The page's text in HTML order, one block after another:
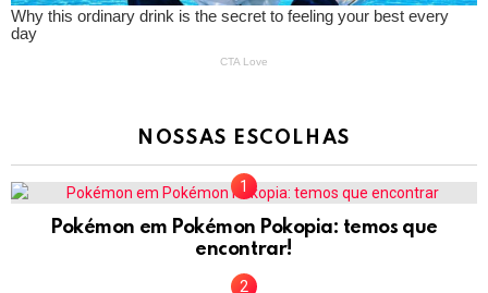
NOSSAS ESCOLHAS
Pokémon em Pokémon Pokopia: temos que
encontrar!